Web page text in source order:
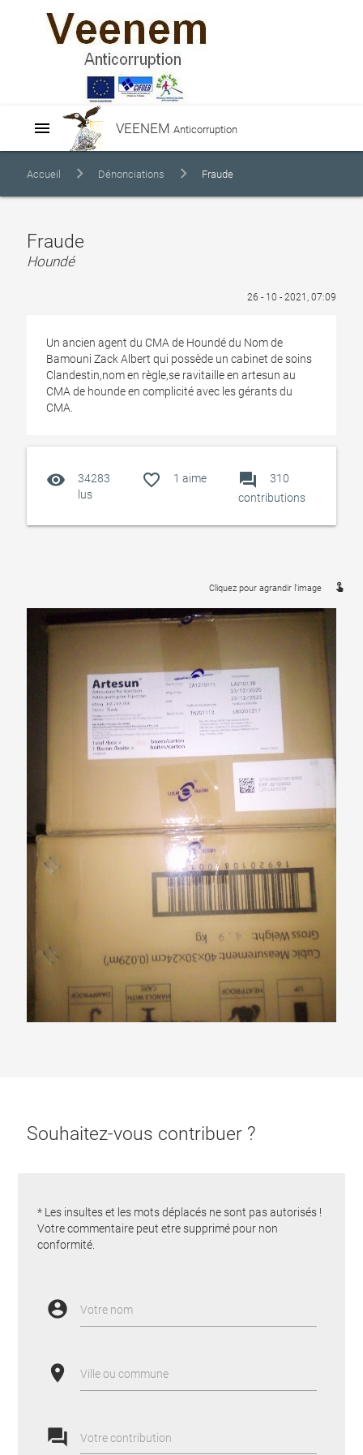
VEENEMAnticorruption
menu
Accueil Dénonciations Fraude
Fraude
Houndé
26 - 10 - 2021, 07:09
Un ancien agent du CMA de Houndé du Nom de
Bamouni Zack Albert qui possède un cabinet de soins
Clandestin,nom en règle,se ravitaille en artesun au
CMA de hounde en complicité avec les gérants du
CMA.
visibility
34283
lus
favorite_outline 1 aime forum
310
contributions
Cliquez pour agrandir l'image touch_app
Souhaitez-vous contribuer ?
* Les insultes et les mots déplacés ne sont pas autorisés !
Votre commentaire peut etre supprimé pour non
conformité.
account_circle Votre nom
place Ville ou commune
forum Votre contribution